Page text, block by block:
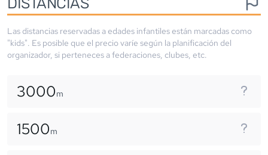
Las distancias reservadas a edades infantiles están marcadas como
"kids". Es posible que el precio varíe según la planificación del
organizador, si perteneces a federaciones, clubes, etc.
3000m
1500m